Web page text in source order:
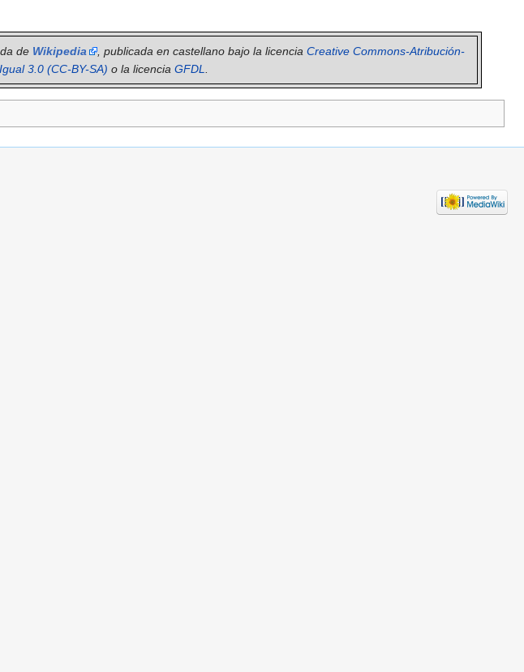
de Wikipedia , publicada en castellano bajo la licencia Creative Commons-Atribución-
3.0 (CC-BY-SA) o la licencia GFDL